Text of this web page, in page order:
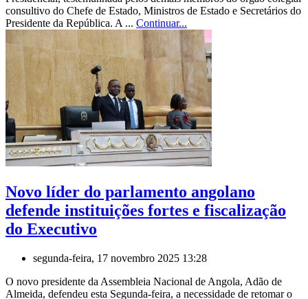
consultivo do Chefe de Estado, Ministros de Estado e Secretários do
Presidente da República. A ... Continuar...
Novo líder do parlamento angolano
defende instituições fortes e fiscalização
do Executivo
segunda-feira, 17 novembro 2025 13:28
O novo presidente da Assembleia Nacional de Angola, Adão de
Almeida, defendeu esta Segunda-feira, a necessidade de retomar o